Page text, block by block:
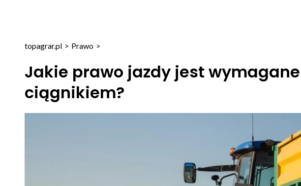
topagrar.pl > Prawo >
Jakie prawo jazdy jest
ciągnikiem?